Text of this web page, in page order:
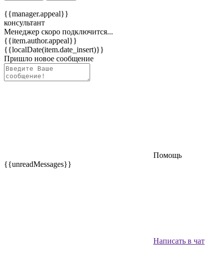
{{manager.appeal}}
консультант
Менеджер скоро подключится...
{{item.author.appeal}}
{{localDate(item.date_insert)}}
Пришло новое сообщение
Помощь
{{unreadMessages}}
Написать в чат